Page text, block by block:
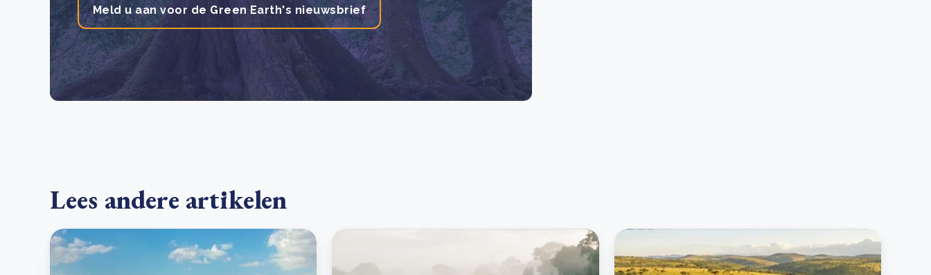
Meld u aan voor de Green Earth's nieuwsbrief
Lees andere artikelen